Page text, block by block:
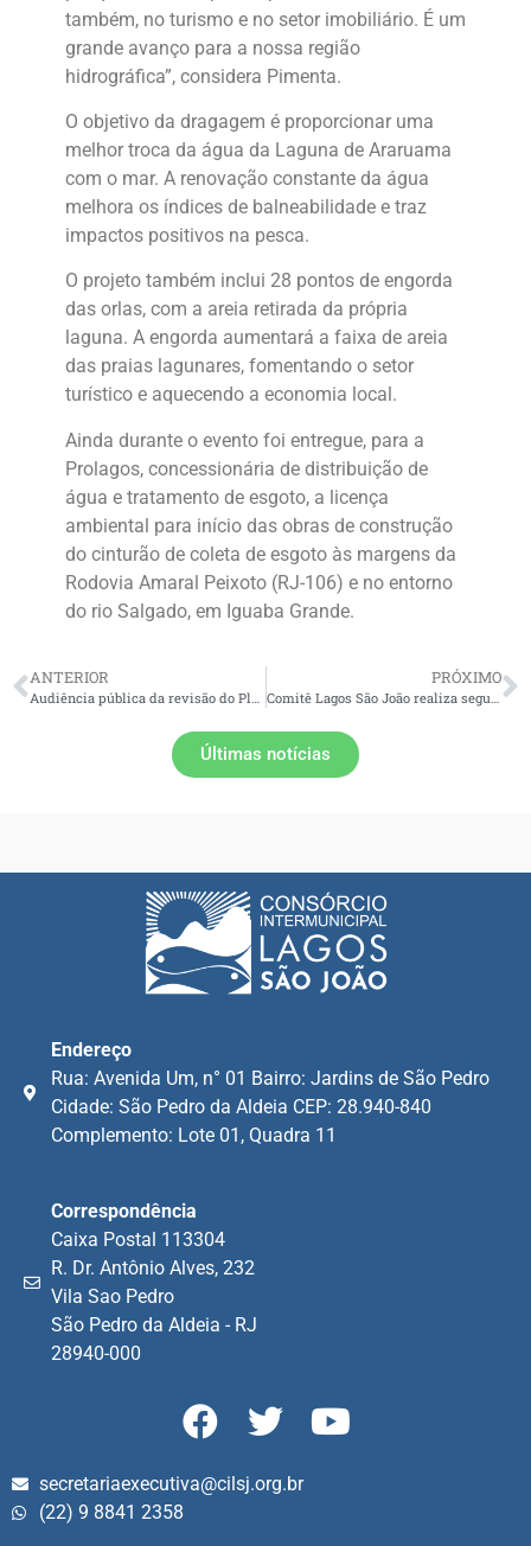
também, no turismo e no setor imobiliário. É um
grande avanço para a nossa região
hidrográfica”, considera Pimenta.
O objetivo da dragagem é proporcionar uma
melhor troca da água da Laguna de Araruama
com o mar. A renovação constante da água
melhora os índices de balneabilidade e traz
impactos positivos na pesca.
O projeto também inclui 28 pontos de engorda
das orlas, com a areia retirada da própria
laguna. A engorda aumentará a faixa de areia
das praias lagunares, fomentando o setor
turístico e aquecendo a economia local.
Ainda durante o evento foi entregue, para a
Prolagos, concessionária de distribuição de
água e tratamento de esgoto, a licença
ambiental para início das obras de construção
do cinturão de coleta de esgoto às margens da
Rodovia Amaral Peixoto (RJ-106) e no entorno
do rio Salgado, em Iguaba Grande.
ANTERIOR
Audiência pública da revisão do Plano Municipal de Saneamento Básico de Macaé(RJ)
PRÓXIMO
Comitê Lagos São João realiza segunda ação de educação ambiental na comunidade de Sobara, em Araruama
Últimas notícias
Endereço
Rua: Avenida Um, n° 01 Bairro: Jardins de São Pedro
Cidade: São Pedro da Aldeia CEP: 28.940-840
Complemento: Lote 01, Quadra 11
Correspondência
Caixa Postal 113304
R. Dr. Antônio Alves, 232
Vila Sao Pedro
São Pedro da Aldeia - RJ
28940-000
secretariaexecutiva@cilsj.org.br
(22) 9 8841 2358